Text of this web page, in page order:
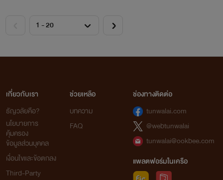
เกี่ยวกับเรา
ธัญวลัยคือ?
นโยบายการ
คุ้มครอง
ข้อมูลส่วนบุคคล
เงื่อนไขและข้อตกลง
Third-Party
ช่วยเหลือ
บทความ
FAQ
ช่องทางติดต่อ
tunwalai.com
@webtunwalai
tunwalai@ookbee.com
แพลตฟอร์มในเครือ